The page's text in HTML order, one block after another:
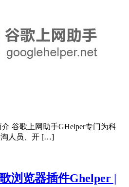
谷歌上网助手GHelper专门为科
淘人员、开 […]
浏览器插件Ghelper |